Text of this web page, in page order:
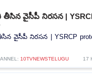
తీసిన వైసీపీ నిరసన |
వైసీపీ నిరసన | YSRCP
10TVNEWSTELUGU 17